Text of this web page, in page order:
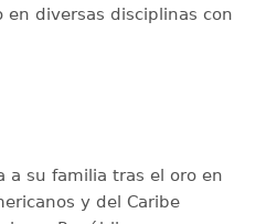
diversas disciplinas con
a su familia tras el oro en
y del Caribe